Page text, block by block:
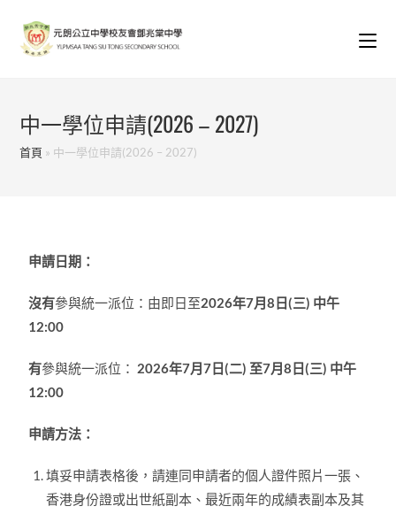
中一學位申請(2026 – 2027)
首頁 » 中一學位申請(2026 – 2027)
申請日期：
沒有參與統一派位：由即日至2026年7月8日(三) 中午
12:00
有參與統一派位： 2026年7月7日(二) 至7月8日(三) 中午
12:00
申請方法：
填妥申請表格後，請連同申請者的個人證件照片一張、
香港身份證或出世紙副本、最近兩年的成績表副本及其